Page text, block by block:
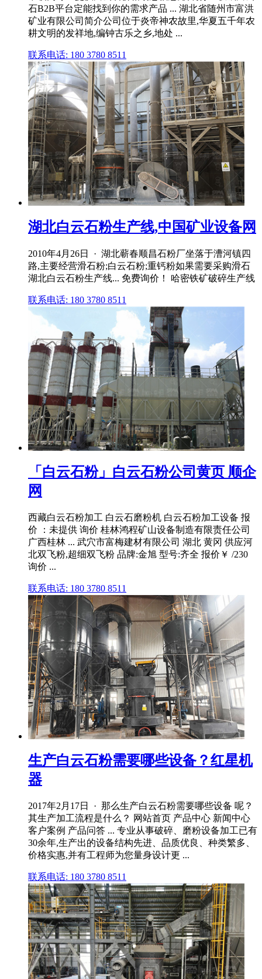
石B2B平台定能找到你的需求产品 ... 湖北省随州市富洪
矿业有限公司简介公司位于炎帝神农故里,华夏五千年农
耕文明的发祥地,编钟古乐之乡,地处 ...
联系电话: 180 3780 8511
湖北白云石粉生产线,中国矿业设备网
2010年4月26日 · 湖北蕲春顺昌石粉厂坐落于漕河镇四
路,主要经营滑石粉;白云石粉;重钙粉如果需要采购滑石
湖北白云石粉生产线... 免费询价！ 哈密铁矿破碎生产线
联系电话: 180 3780 8511
「白云石粉」白云石粉公司黄页 顺企
网
西藏白云石粉加工 白云石磨粉机 白云石粉加工设备 报
价 ：未提供 询价 桂林鸿程矿山设备制造有限责任公司
广西桂林 ... 武穴市富梅建材有限公司 湖北 黄冈 供应河
北双飞粉,超细双飞粉 品牌:金旭 型号:齐全 报价￥ /230
询价 ...
联系电话: 180 3780 8511
生产白云石粉需要哪些设备？红星机
器
2017年2月17日 · 那么生产白云石粉需要哪些设备 呢？
其生产加工流程是什么？ 网站首页 产品中心 新闻中心
客户案例 产品问答 ... 专业从事破碎、磨粉设备加工已有
30余年,生产出的设备结构先进、品质优良、种类繁多、
价格实惠,并有工程师为您量身设计更 ...
联系电话: 180 3780 8511